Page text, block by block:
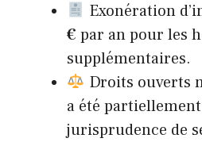
Exonération
€ par an pour les
supplémentaires.
Droits ouverts
a été
jurisprudence de